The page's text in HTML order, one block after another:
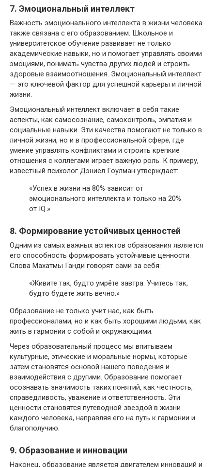
7. Эмоциональный интеллект
Важность эмоционального интеллекта в жизни человека
также связана с его образованием. Школьное и
университетское обучение развивает не только
академические навыки, но и помогает управлять своими
эмоциями, понимать чувства других людей и строить
здоровые взаимоотношения. Эмоциональный интеллект
— это ключевой фактор для успешной карьеры и личной
жизни.
Эмоциональный интеллект включает в себя такие
аспекты, как самосознание, самоконтроль, эмпатия и
социальные навыки. Эти качества помогают не только в
личной жизни, но и в профессиональной сфере, где
умение управлять конфликтами и строить крепкие
отношения с коллегами играет важную роль. К примеру,
известный психолог Дэниел Гоулман утверждает:
«Успех в жизни на 80% зависит от
эмоционального интеллекта и только на 20%
от IQ.»
8. Формирование устойчивых ценностей
Одним из самых важных аспектов образования является
его способность формировать устойчивые ценности.
Слова Махатмы Ганди говорят сами за себя:
«Живите так, будто умрёте завтра. Учитесь так,
будто будете жить вечно.»
Образование не только учит нас, как быть
профессионалами, но и как быть хорошими людьми, как
жить в гармонии с собой и окружающими.
Через образовательный процесс мы впитываем
культурные, этические и моральные нормы, которые
затем становятся основой нашего поведения и
взаимодействия с другими. Образование помогает
осознавать значимость таких понятий, как честность,
справедливость, уважение и ответственность. Эти
ценности становятся путеводной звездой в жизни
каждого человека, направляя его на путь к гармонии и
благополучию.
9. Образование и инновации
Наконец, образование является двигателем инноваций и